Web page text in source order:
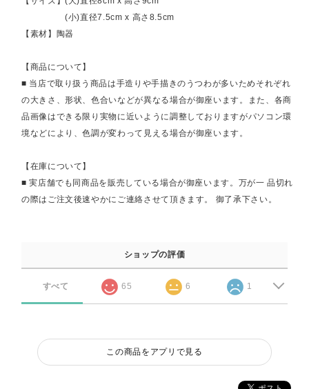
(小)直径7.5cm x 高さ8.5cm
【素材】陶器
【商品について】
■ 当店で取り扱う商品は手造りや手描きのうつわが多いためそれぞれ
の大きさ、形状、色合いなどが異なる場合が御座います。また、各商
品画像はできる限り実物に近いように調整しておりますがパソコン環
境などにより、色調が変わって見える場合が御座います。
【在庫について】
■ 実店舗でも同商品を販売している場合が御座います。万が一 品切れ
の際はご注文後速やかにご連絡させて頂きます。 御了承下さい。
ショップの評価
すべて 65 6 1
この商品をアプリで見る